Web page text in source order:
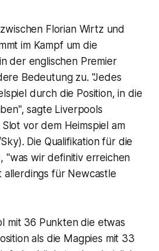
Florian Wirtz und
im Kampf um die
der englischen Premier
Bedeutung zu. "Jedes
durch die Position, in die
sagte Liverpools
vor dem Heimspiel am
Die Qualifikation für die
"was wir definitiv erreichen
allerdings für Newcastle
mit 36 Punkten die etwas
als die Magpies mit 33